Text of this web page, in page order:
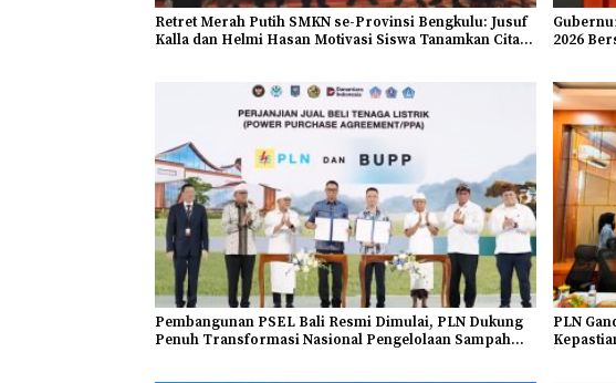
Retret Merah Putih SMKN se-Provinsi Bengkulu: Jusuf
Kalla dan Helmi Hasan Motivasi Siswa Tanamkan Cita-
2026
Pembangunan PSEL Bali Resmi Dimulai, PLN Dukung
Penuh Transformasi Nasional Pengelolaan Sampah
PLN